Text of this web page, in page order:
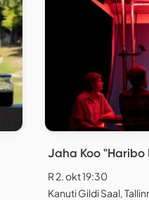
Jaha Koo "Haribo
R 2. okt 19:30
Kanuti Gildi Saal,